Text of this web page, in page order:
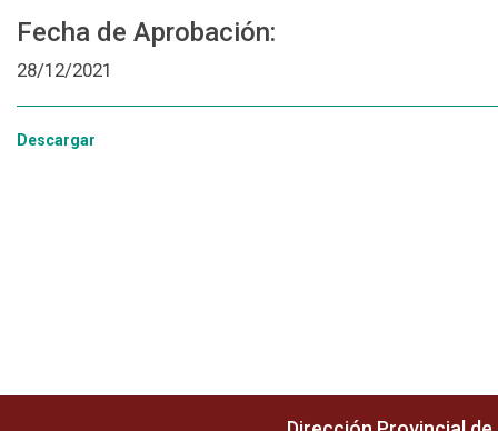
Fecha de Aprobación:
28/12/2021
Descargar